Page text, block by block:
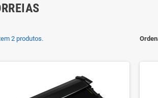
2 produtos.